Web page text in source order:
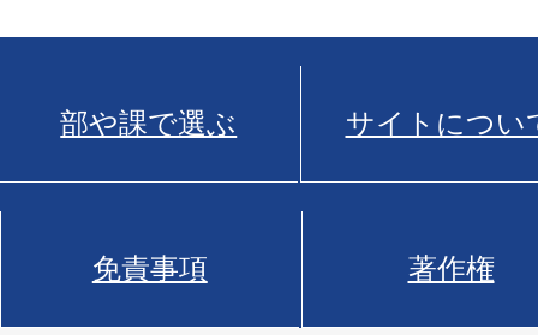
部や課で選ぶ サイトについ
免責事項 著作権